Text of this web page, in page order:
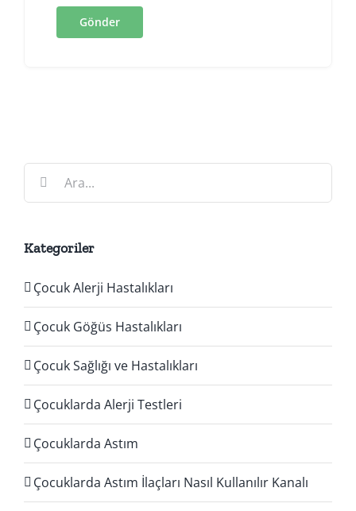
Ara:
Kategoriler
Çocuk Alerji Hastalıkları
Çocuk Göğüs Hastalıkları
Çocuk Sağlığı ve Hastalıkları
Çocuklarda Alerji Testleri
Çocuklarda Astım
Çocuklarda Astım İlaçları Nasıl Kullanılır Kanalı